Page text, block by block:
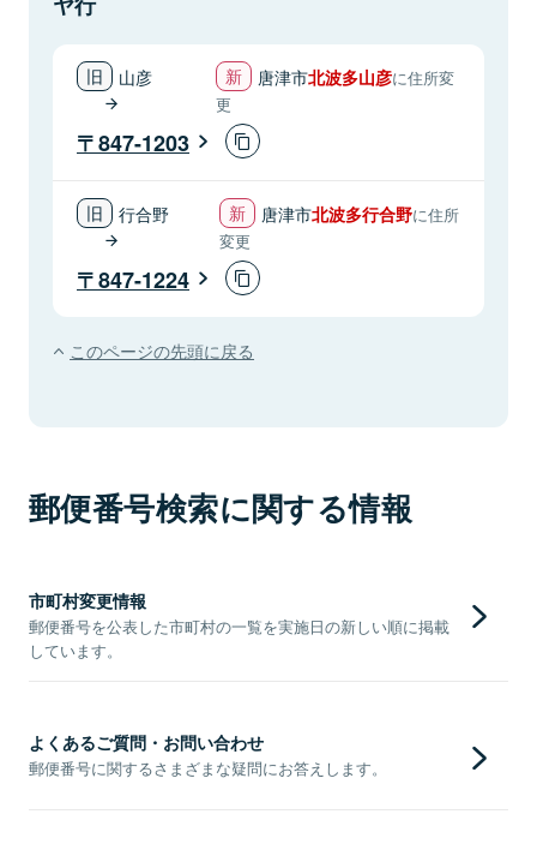
山彦 唐津市北波多山彦に住所変
更
847-1203
行合野 唐津市北波多行合野に住所
変更
847-1224
このページの先頭に戻る
郵便番号検索に関する情報
市町村変更情報
郵便番号を公表した市町村の一覧を実施日の新しい順に掲載
しています。
よくあるご質問・お問い合わせ
郵便番号に関するさまざまな疑問にお答えします。